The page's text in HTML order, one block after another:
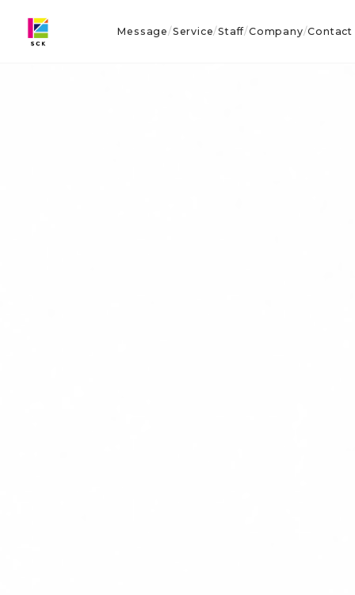
Message/Service/Staff/Company/Contact